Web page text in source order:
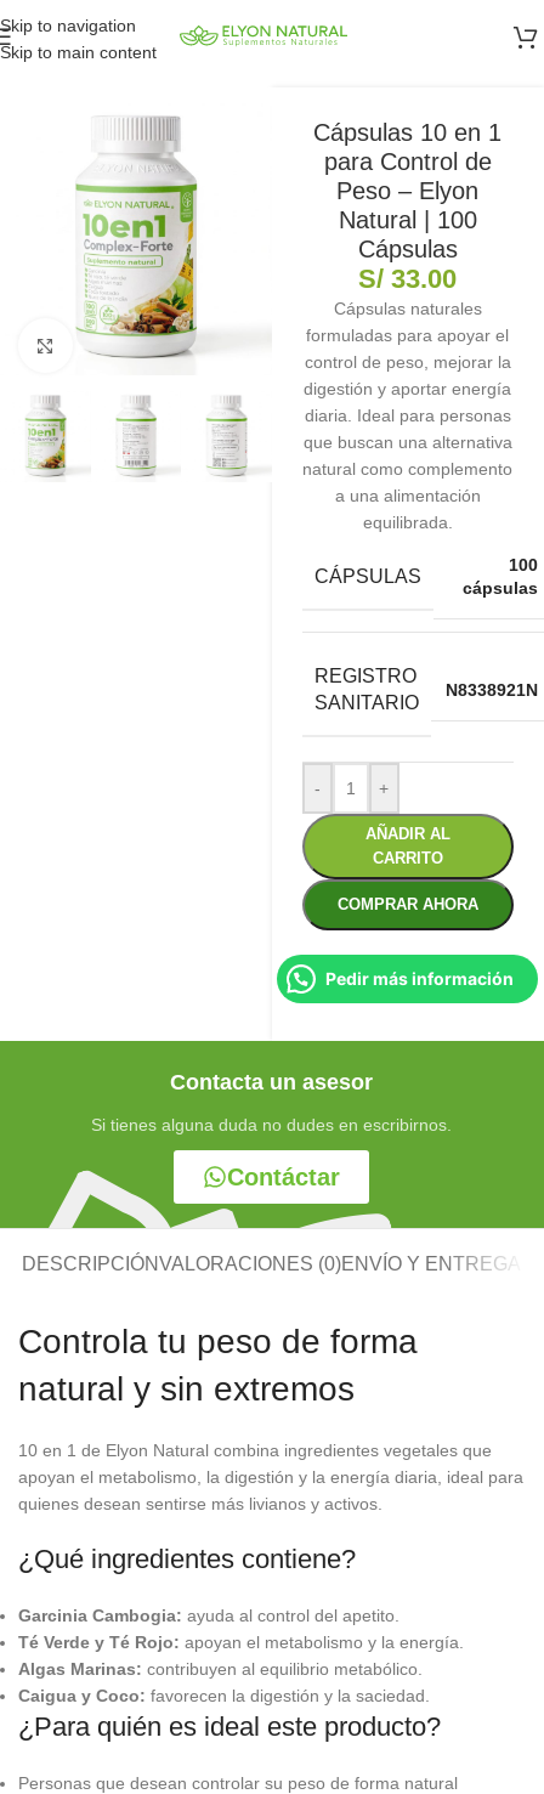
Skip to navigation
Skip to main content
Clic para ampliar
Cápsulas 10 en 1
para Control de
Peso – Elyon
Natural | 100
Cápsulas
S/ 33.00
Cápsulas naturales
formuladas para apoyar el
control de peso, mejorar la
digestión y aportar energía
diaria. Ideal para personas
que buscan una alternativa
natural como complemento
a una alimentación
equilibrada.
CÁPSULAS
100
cápsulas
REGISTRO
SANITARIO
N8338921N
- +
AÑADIR AL
CARRITO
COMPRAR AHORA
Pedir más información
Contáctar
Contacta un asesor
Si tienes alguna duda no dudes en escribirnos.
DESCRIPCIÓNVALORACIONES (0)ENVÍO Y ENTREGA
Controla tu peso de forma
natural y sin extremos
10 en 1 de Elyon Natural combina ingredientes vegetales que
apoyan el metabolismo, la digestión y la energía diaria, ideal para
quienes desean sentirse más livianos y activos.
¿Qué ingredientes contiene?
Garcinia Cambogia: ayuda al control del apetito.
Té Verde y Té Rojo: apoyan el metabolismo y la energía.
Algas Marinas: contribuyen al equilibrio metabólico.
Caigua y Coco: favorecen la digestión y la saciedad.
¿Para quién es ideal este producto?
Personas que desean controlar su peso de forma natural